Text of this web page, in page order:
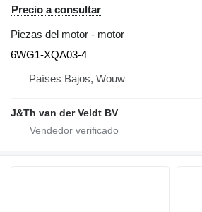
Precio a consultar
Piezas del motor - motor
6WG1-XQA03-4
Países Bajos, Wouw
J&Th van der Veldt BV